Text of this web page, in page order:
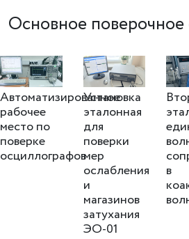
Основное
Автоматизированное
рабочее
место по
поверке
осциллографов
Установка
эталонная
для
поверки
мер
ослабления
и
магазинов
затухания
ЭО-01
в